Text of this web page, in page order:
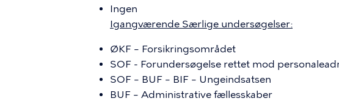
Ingen
Igangværende Særlige undersøgelser:
ØKF – Forsikringsområdet
SOF - Forundersøgelse rettet mod
SOF – BUF – BIF – Ungeindsatsen
BUF – Administrative fællesskaber